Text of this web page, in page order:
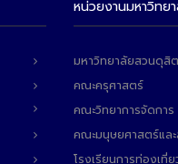
หน่วยงานมหาวิทย
มหาวิทยาลัยสวนดุสิต
คณะครุศาสตร์
คณะวิทยาการจัดการ
คณะมนุษยศาสตร์แล
โรงเรียนการท่องเที่